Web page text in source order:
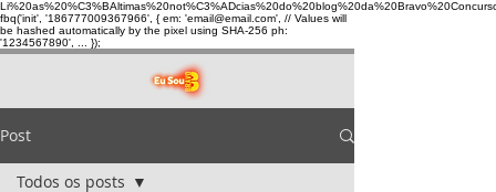
fbq('init', '186777009367966', { em: 'email@email.com', // Values will
be hashed automatically by the pixel using SHA-256 ph:
'1234567890', ... });
Post
Todos os posts